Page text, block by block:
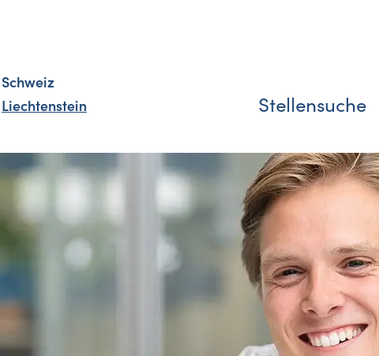
Schweiz
Liechtenstein
Stellensuche